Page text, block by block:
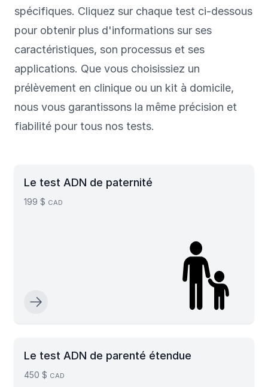
spécifiques. Cliquez sur chaque test ci-dessous
pour obtenir plus d'informations sur ses
caractéristiques, son processus et ses
applications. Que vous choisissiez un
prélèvement en clinique ou un kit à domicile,
nous vous garantissons la même précision et
fiabilité pour tous nos tests.
Le test ADN de paternité
199 $ CAD
Le test ADN de parenté étendue
450 $ CAD